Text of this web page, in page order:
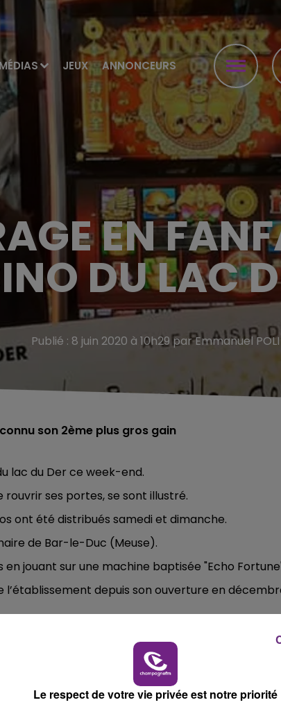
MÉDIAS JEUX ANNONCEURS
LA FAMILLE
EN
DU LAC
Publié : 8 juin 2020 à 10h29 par Emmanuel POLI
son 2ème plus gros gain
lac du Der ce week-end.
rouvrir ses portes, se sont illustré.
ont été distribués samedi et dimanche.
de Bar-le-Duc (Meuse).
jouant sur une machine baptisée "Echo
depuis son ouverture en
Le respect de votre vie privée est notre priorité